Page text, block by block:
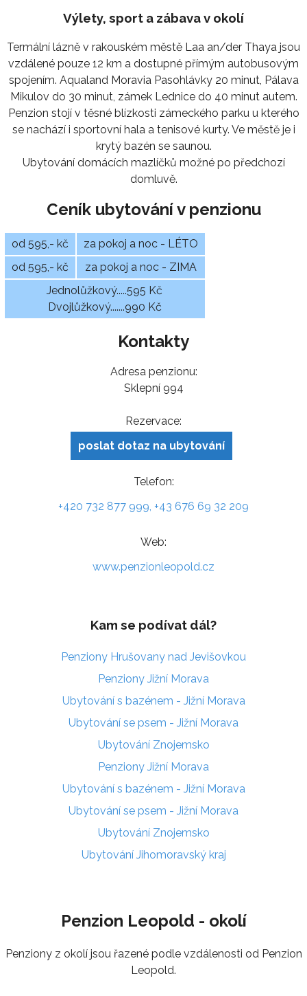
Výlety, sport a zábava v okolí
Termální lázně v rakouském městě Laa an/der Thaya jsou
vzdálené pouze 12 km a dostupné přímým autobusovým
spojením. Aqualand Moravia Pasohlávky 20 minut, Pálava
Mikulov do 30 minut, zámek Lednice do 40 minut autem.
Penzion stojí v těsné blízkosti zámeckého parku u kterého
se nachází i sportovní hala a tenisové kurty. Ve městě je i
krytý bazén se saunou.
Ubytování domácích mazlíčků možné po předchozí
domluvě.
Ceník ubytování v penzionu
od 595,- kč
za pokoj a noc - LÉTO
od 595,- kč
za pokoj a noc - ZIMA
Jednolůžkový.....595 Kč
Dvojlůžkový.......990 Kč
Kontakty
Adresa penzionu:
Sklepní 994
Rezervace:
poslat dotaz na ubytování
Telefon:
+420 732 877 999, +43 676 69 32 209
Web:
www.penzionleopold.cz
Kam se podívat dál?
Penziony Hrušovany nad Jevišovkou
Penziony Jižní Morava
Ubytování s bazénem - Jižní Morava
Ubytování se psem - Jižní Morava
Ubytování Znojemsko
Penziony Jižní Morava
Ubytování s bazénem - Jižní Morava
Ubytování se psem - Jižní Morava
Ubytování Znojemsko
Ubytování Jihomoravský kraj
Penzion Leopold - okolí
Penziony z okolí jsou řazené podle vzdálenosti od Penzion
Leopold.